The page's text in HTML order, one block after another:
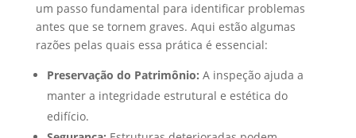
um passo fundamental para identificar problemas
antes que se tornem graves. Aqui estão algumas
razões pelas quais essa prática é essencial:
Preservação do Patrimônio: A inspeção ajuda a
manter a integridade estrutural e estética do
edifício.